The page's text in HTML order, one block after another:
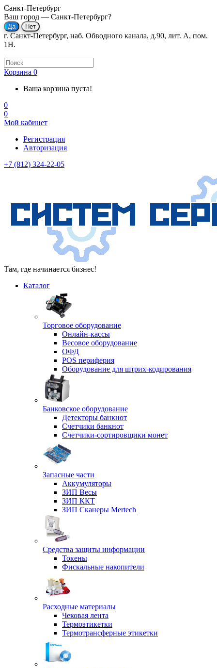
Санкт-Петербург
Ваш город — Санкт-Петербург?
г. Санкт-Петербург, наб. Обводного канала, д.90, лит. А, пом.
1Н.
Корзина 0
Ваша корзина пуста!
0
0
Мой кабинет
Регистрация
Авторизация
+7 (812) 324-22-05
Там, где начинается бизнес!
Каталог
Торговое оборудование
Онлайн-кассы
Весовое оборудование
ОФД
POS периферия
Оборудование для штрих-кодирования
Банковское оборудование
Детекторы банкнот
Счетчики банкнот
Счетчики-сортировщики монет
Запасные части
Аккумуляторы
ЗИП Весы
ЗИП ККТ
ЗИП Сканеры Mertech
Средства защиты информации
Токены
Фискальные накопители
Расходные материалы
Чековая лента
Термоэтикетки
Термотрансферные этикетки